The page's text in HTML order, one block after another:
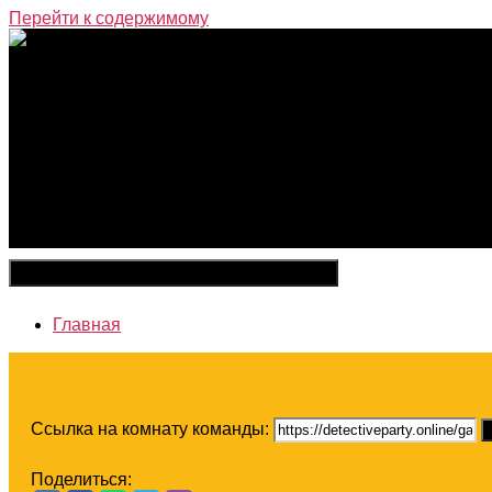
Перейти к содержимому
Главная
Ссылка на комнату команды:
Поделиться: